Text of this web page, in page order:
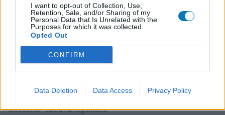
I want to opt-out of Collection, Use,
Retention, Sale, and/or Sharing of my
Personal Data that Is Unrelated with the
Purposes for which it was collected.
Opted Out
CONFIRM
Data Deletion Data Access Privacy Policy
Diabetes (suikerziekte) - orale middelen
Implanon (hormoonimplantaat) (584)
Anticonceptie - overig
Lexapro (509)
Depressie - antidepressiva SSRI
Concerta (503)
Bloeddruk - calciumantagonisten